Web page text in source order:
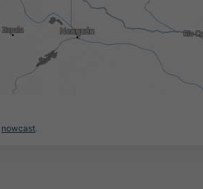
3h 6h 9h 12h
nowcast.